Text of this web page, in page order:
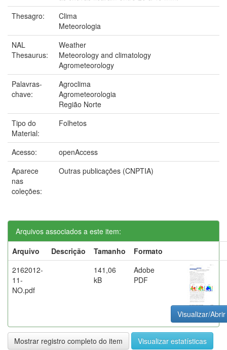
Thesagro:
Clima
Meteorologia
NAL
Thesaurus:
Weather
Meteorology and climatology
Agrometeorology
Palavras-
chave:
Agroclima
Agrometeorologia
Região Norte
Tipo do
Material:
Folhetos
Acesso:
openAccess
Aparece
nas
coleções:
Outras publicações (CNPTIA)
Arquivos associados a este item:
Arquivo
Descrição Tamanho
Formato
2162012-
11-
NO.pdf
141,06
kB
Adobe
PDF
Visualizar/Abrir
Mostrar registro completo do item Visualizar estatísticas